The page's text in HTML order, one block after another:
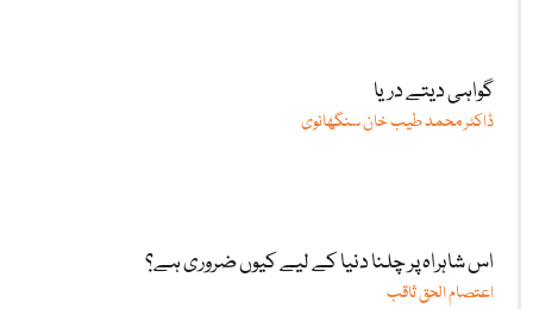
گواہی دیتے دریا
ڈاکٹر محمد طیب خان سنگھانوی
اس شاہراہ پر چلنا دنیا کے لیے کیوں ضروری ہے؟
اعتصام الحق ثاقب